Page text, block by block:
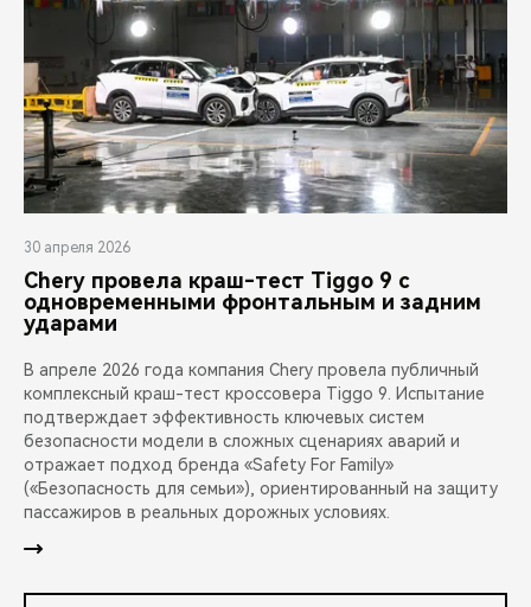
30 апреля 2026
Chery провела краш-тест Tiggo 9 с
одновременными фронтальным и задним
ударами
В апреле 2026 года компания Chery провела публичный
комплексный краш-тест кроссовера Tiggo 9. Испытание
подтверждает эффективность ключевых систем
безопасности модели в сложных сценариях аварий и
отражает подход бренда «Safety For Family»
(«Безопасность для семьи»), ориентированный на защиту
пассажиров в реальных дорожных условиях.